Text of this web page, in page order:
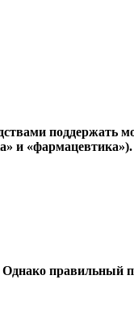
поддержать
и «фармацевтика»).
правильный